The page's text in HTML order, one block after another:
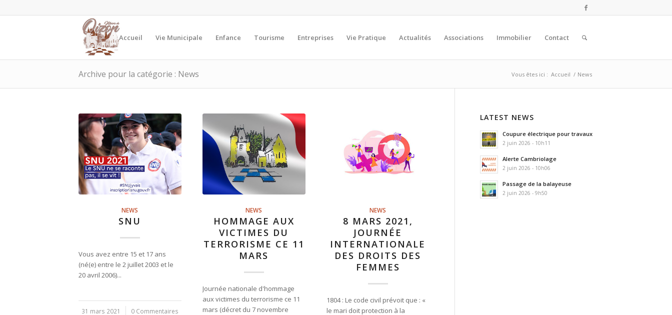
Accueil Vie Municipale Enfance Tourisme Entreprises Vie Pratique Actualités Associations Immobilier Contact
Archive pour la catégorie : News Vous êtes ici : Accueil / News
NEWS
SNU
Vous avez entre 15 et 17 ans
(né(e) entre le 2 juillet 2003 et le
20 avril 2006)...
31 mars 2021
/ 0 Commentaires
NEWS
HOMMAGE AUX
VICTIMES DU
TERRORISME CE 11
MARS
Journée nationale d'hommage
aux victimes du terrorisme ce 11
mars (décret du 7 novembre
NEWS
8 MARS 2021,
JOURNÉE
INTERNATIONALE
DES DROITS DES
FEMMES
1804 : Le code civil prévoit que : «
le mari doit protection à la
LATEST NEWS
Coupure électrique pour travaux
2 juin 2026 - 10h11
Alerte Cambriolage
2 juin 2026 - 10h06
Passage de la balayeuse
2 juin 2026 - 9h50